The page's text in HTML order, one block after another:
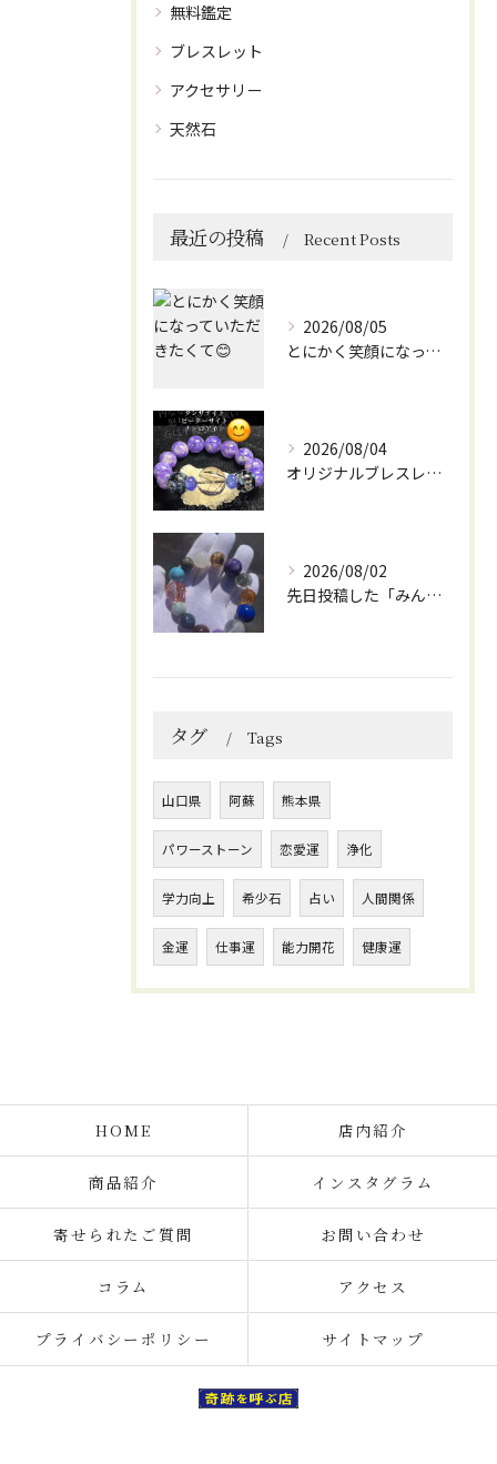
無料鑑定
ブレスレット
アクセサリー
天然石
最近の投稿 Recent Posts
2026/08/05
とにかく笑顔になっていただきたくて😊
2026/08/04
オリジナルブレスレット作成してみました😊
2026/08/02
先日投稿した「みんなを笑顔にしてくれるブレスレット」に
タグ Tags
山口県 阿蘇 熊本県
パワーストーン 恋愛運 浄化
学力向上 希少石 占い 人間関係
金運 仕事運 能力開花 健康運
HOME 店内紹介
商品紹介 インスタグラム
寄せられたご質問 お問い合わせ
コラム アクセス
プライバシーポリシー サイトマップ